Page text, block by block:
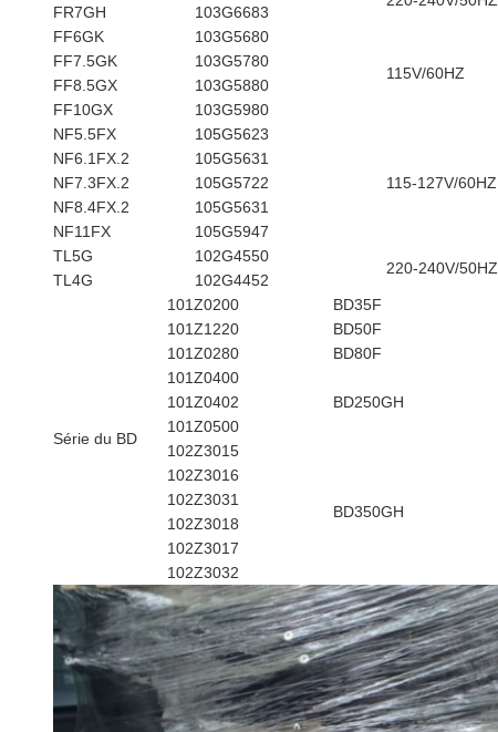
FR7GH
103G6683
FF6GK
103G5680
115V/60HZ
FF7.5GK
103G5780
FF8.5GX
103G5880
FF10GX
103G5980
NF5.5FX
105G5623
115-127V/60HZ
NF6.1FX.2
105G5631
NF7.3FX.2
105G5722
NF8.4FX.2
105G5631
NF11FX
105G5947
TL5G
102G4550
220-240V/50HZ
TL4G 102G4452
Série du BD
101Z0200
BD35F
101Z1220
BD50F
101Z0280
BD80F
101Z0400
BD250GH
101Z0402
101Z0500
102Z3015
BD350GH
102Z3016
102Z3031
102Z3018
102Z3017
102Z3032